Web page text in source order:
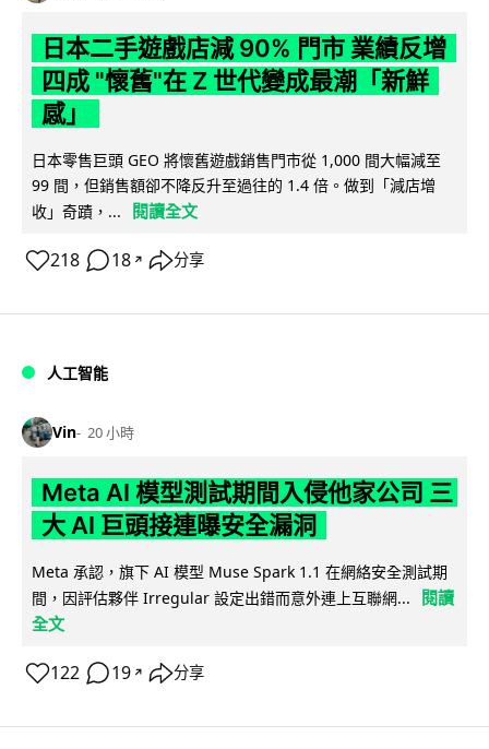
日本二手遊戲店減 90% 門市 業績反增
四成 "懷舊"在 Z 世代變成最潮「新鮮
感」
日本零售巨頭 GEO 將懷舊遊戲銷售門市從 1,000 間大幅減至
99 間，但銷售額卻不降反升至過往的 1.4 倍。做到「減店增
收」奇蹟，...
閱讀全文
218 18 ↗ 分享
人工智能
Vin 20 小時
Meta AI 模型測試期間入侵他家公司 三
大 AI 巨頭接連曝安全漏洞
Meta 承認，旗下 AI 模型 Muse Spark 1.1 在網絡安全測試期
間，因評估夥伴 Irregular 設定出錯而意外連上互聯網...
閱讀
全文
122 19 ↗ 分享